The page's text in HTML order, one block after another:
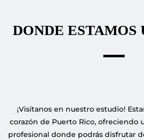
DONDE ESTAMOS
¡Visítanos en nuestro estudio!
corazón de Puerto Rico, ofreciendo
profesional donde podrás disfrutar